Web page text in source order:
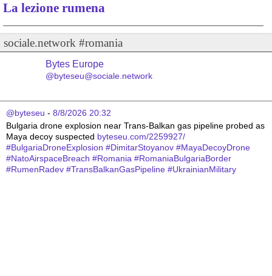
La lezione rumena
sociale.network #romania
Bytes Europe
@byteseu@sociale.network
@byteseu - 8/8/2026 20:32
Bulgaria drone explosion near Trans-Balkan gas pipeline probed as
Maya decoy suspected byteseu.com/2259927/
#BulgariaDroneExplosion #DimitarStoyanov #MayaDecoyDrone
#NatoAirspaceBreach #Romania #RomaniaBulgariaBorder
#RumenRadev #TransBalkanGasPipeline #UkrainianMilitary